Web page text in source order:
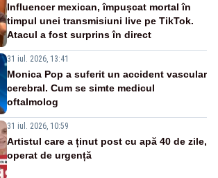
Influencer mexican, împușcat mortal în
timpul unei transmisiuni live pe TikTok.
Atacul a fost surprins în direct
31 iul. 2026, 13:41
Monica Pop a suferit un accident vascular
cerebral. Cum se simte medicul
oftalmolog
31 iul. 2026, 10:59
Artistul care a ținut post cu apă 40 de zile,
operat de urgență